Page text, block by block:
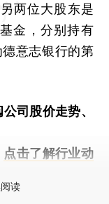
两位大股东是
金，分别持有
意志银行的第
司股价走势、
点击了解行业动
读